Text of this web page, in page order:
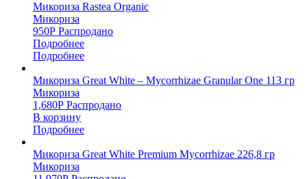
Микориза Rastea Organic
Микориза
950Р Распродано
Подробнее
Подробнее
Микориза Great White – Mycorrhizae Granular One 113 гр
Микориза
1,680Р Распродано
В корзину
Подробнее
Микориза Great White Premium Mycorrhizae 226,8 гр
Микориза